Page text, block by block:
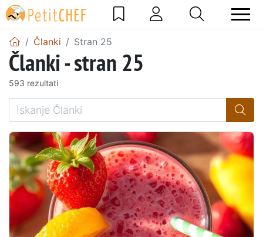
Članki Stran 25
Članki - stran 25
593 rezultati